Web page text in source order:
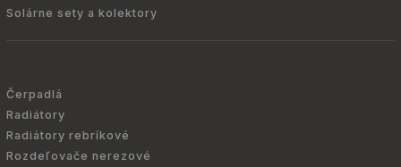
Solárne sety a kolektory
Čerpadlá
Radiátory
Radiátory rebríkové
Rozdeľovače nerezové